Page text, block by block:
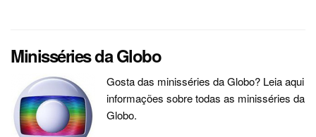
Minisséries da Globo
Gosta das minisséries da Globo? Leia aqui
informações sobre todas as minisséries da
Globo.